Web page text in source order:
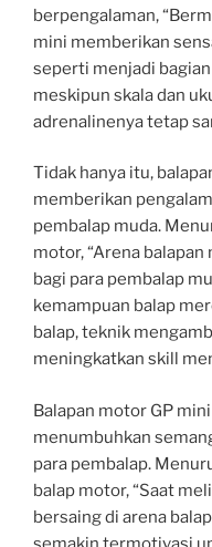
berpengalaman,
mini memberikan
seperti menjadi
meskipun skala dan
adrenalinenya tetap
Tidak hanya itu,
memberikan
pembalap muda.
motor, “Arena
bagi para pembalap
kemampuan balap
balap, teknik
meningkatkan skill
Balapan motor GP
menumbuhkan
para pembalap.
balap motor, “Saat
bersaing di arena